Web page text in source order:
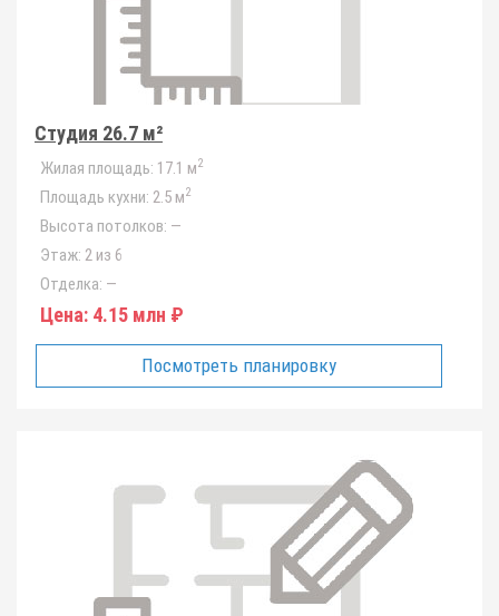
Студия 26.7 м²
Жилая площадь: 17.1 м2
Площадь кухни: 2.5 м2
Высота потолков: —
Этаж: 2 из 6
Отделка: —
Цена: 4.15 млн ₽
Посмотреть планировку